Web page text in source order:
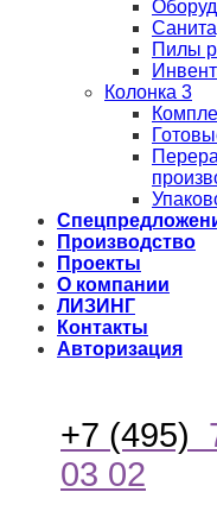
Пилы
Колонка 3
Производство
Проекты
О компании
ЛИЗИНГ
Контакты
Авторизация
+7 (495)
03 02